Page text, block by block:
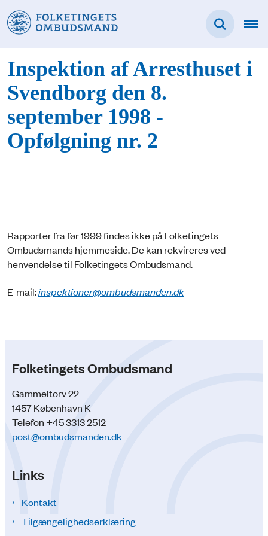
Inspektion af Arresthuset i
Svendborg den 8.
september 1998 -
Opfølgning nr. 2
Rapporter fra før 1999 findes ikke på Folketingets
Ombudsmands hjemmeside. De kan rekvireres ved
henvendelse til Folketingets Ombudsmand.
E-mail:inspektioner@ombudsmanden.dk
Folketingets Ombudsmand
Gammeltorv 22
1457 København K
Telefon +45 3313 2512
post@ombudsmanden.dk
Links
Kontakt
Tilgængelighedserklæring